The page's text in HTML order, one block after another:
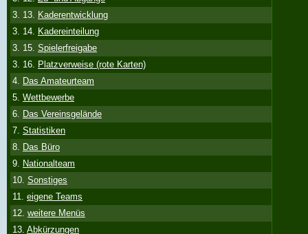
3. 13. Kaderentwicklung
3. 14. Kadereinteilung
3. 15. Spielerfreigabe
3. 16. Platzverweise (rote Karten)
4. Das Amateurteam
5. Wettbewerbe
6. Das Vereinsgelände
7. Statistiken
8. Das Büro
9. Nationalteam
10. Sonstiges
11. eigene Teams
12. weitere Menüs
13. Abkürzungen